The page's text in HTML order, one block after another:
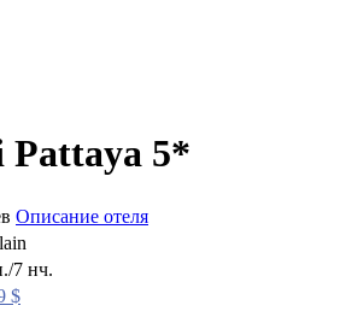
Pattaya 5*
Описание отеля
7 нч.
$